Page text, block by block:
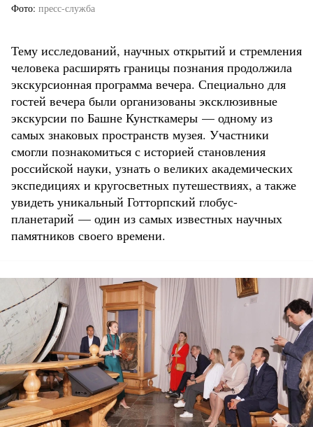
Фото пресс-служба
Тему исследований, научных открытий и стремления
человека расширять границы познания продолжила
экскурсионная программа вечера. Специально для
гостей вечера были организованы эксклюзивные
экскурсии по Башне Кунсткамеры — одному из
самых знаковых пространств музея. Участники
смогли познакомиться с историей становления
российской науки, узнать о великих академических
экспедициях и кругосветных путешествиях, а также
увидеть уникальный Готторпский глобус-
планетарий — один из самых известных научных
памятников своего времени.